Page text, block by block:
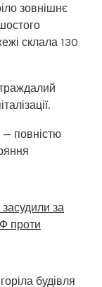
зовнішнє
склала 130
— повністю
за
проти
будівля